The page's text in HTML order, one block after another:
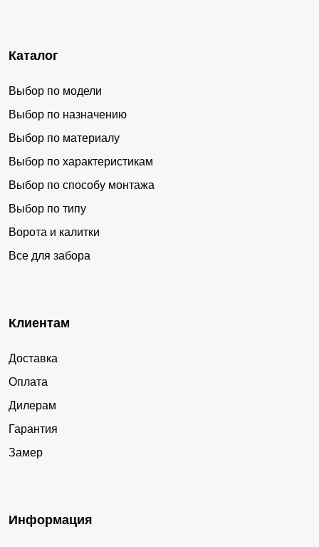
Каталог
Выбор по модели
Выбор по назначению
Выбор по материалу
Выбор по характеристикам
Выбор по способу монтажа
Выбор по типу
Ворота и калитки
Все для забора
Клиентам
Доставка
Оплата
Дилерам
Гарантия
Замер
Информация